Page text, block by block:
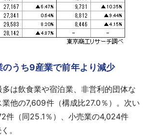
うち9産業で前年より減少
は飲食業や宿泊業、非営利的団体な
業他の7,609件（構成比27.0％）。次い
件（同25.1％）、小売業の4,024件
。